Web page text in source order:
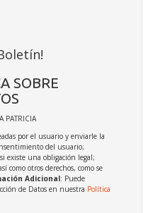
SOBRE
PATRICIA
por el usuario y enviarle la
del usuario;
existe una obligación legal;
como otros derechos, como se
Adicional: Puede
de Datos en nuestra Política